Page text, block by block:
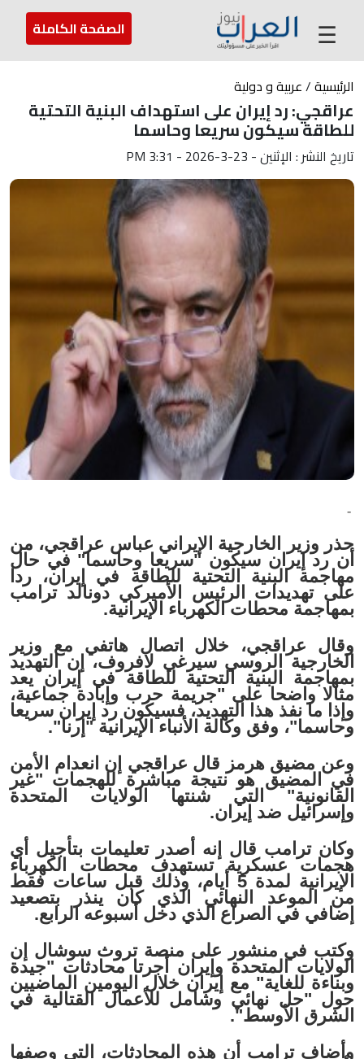
عن العراب ارسل لنا ☰ الصفحة الكاملة
الرئيسية/عربية و دولية
عراقجي: رد إيران على استهداف البنية التحتية
للطاقة سيكون سريعا وحاسما
تاريخ النشر : الإثنين - 23-3-2026 - 3:31 PM
-
حذر وزير الخارجية الإيراني عباس عراقجي، من
أن رد إيران سيكون "سريعا وحاسما" في حال
مهاجمة البنية التحتية للطاقة في إيران، ردا
على تهديدات الرئيس الأميركي دونالد ترامب
بمهاجمة محطات الكهرباء الإيرانية.
وقال عراقجي، خلال اتصال هاتفي مع وزير
الخارجية الروسي سيرغي لافروف، إن التهديد
بمهاجمة البنية التحتية للطاقة في إيران يعد
مثالا واضحا على "جريمة حرب وإبادة جماعية،
وإذا ما نفذ هذا التهديد، فسيكون رد إيران سريعا
وحاسما"، وفق وكالة الأنباء الإيرانية "إرنا".
وعن مضيق هرمز قال عراقجي إن انعدام الأمن
في المضيق هو نتيجة مباشرة للهجمات "غير
القانونية" التي شنتها الولايات المتحدة
وإسرائيل ضد إيران.
وكان ترامب قال إنه أصدر تعليمات بتأجيل أي
هجمات عسكرية تستهدف محطات الكهرباء
الإيرانية لمدة 5 أيام، وذلك قبل ساعات فقط
من الموعد النهائي الذي كان ينذر بتصعيد
إضافي في الصراع الذي دخل أسبوعه الرابع.
وكتب في منشور على منصة تروث سوشال إن
الولايات المتحدة وإيران أجرتا محادثات "جيدة
وبناءة للغاية" مع إيران خلال اليومين الماضيين
حول "حل نهائي وشامل للأعمال القتالية في
الشرق الأوسط".
وأضاف ترامب أن هذه المحادثات، التي وصفها